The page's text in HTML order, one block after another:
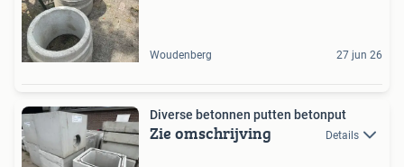
Woudenberg 27 jun 26
Diverse betonnen putten betonput
Zie omschrijving Details